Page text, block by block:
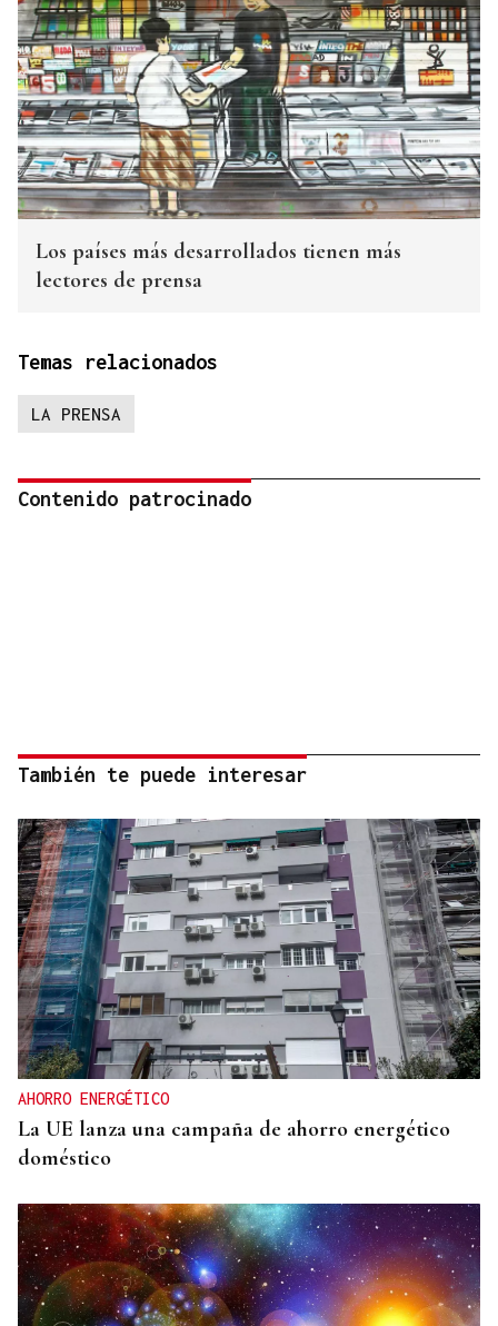
Los países más desarrollados tienen más
lectores de prensa
Temas relacionados
LA PRENSA
Contenido patrocinado
También te puede interesar
AHORRO ENERGÉTICO
La UE lanza una campaña de ahorro energético
doméstico